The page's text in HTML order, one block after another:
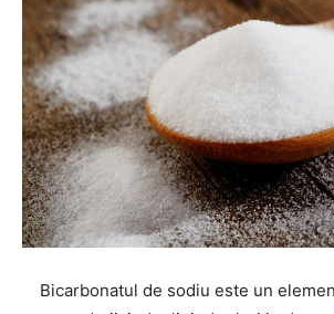
Bicarbonatul de sodiu este un